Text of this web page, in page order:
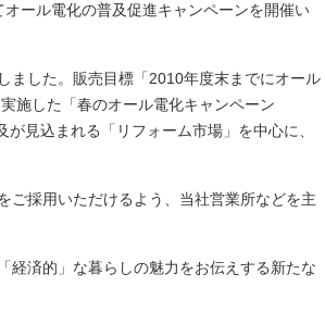
ール電化の普及促進キャンペーンを開催い
ました。販売目標「2010年度末までにオール
施した「春のオール電化キャンペーン
見込まれる「リフォーム市場」を中心に、
ご採用いただけるよう、当社営業所などを主
経済的」な暮らしの魅力をお伝えする新たな